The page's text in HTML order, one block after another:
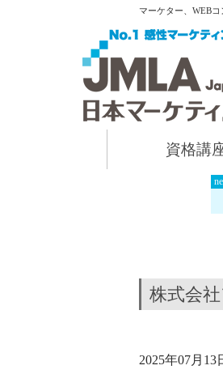
マーケター、WEB
資格講
株式会
2025年07月13